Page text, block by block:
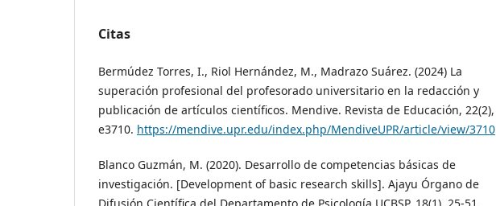
Citas
Bermúdez Torres, I., Riol Hernández, M., Madrazo Suárez. (2024) La
superación profesional del profesorado universitario en la redacción y
publicación de artículos científicos. Mendive. Revista de Educación, 22(2),
e3710. https://mendive.upr.edu/index.php/MendiveUPR/article/view/3710
Blanco Guzmán, M. (2020). Desarrollo de competencias básicas de
investigación. [Development of basic research skills]. Ajayu Órgano de